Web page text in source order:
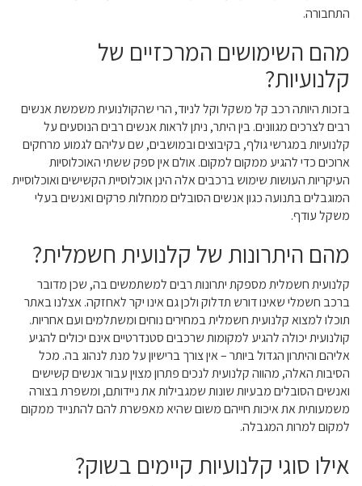
התחבורה.
מהם השימושים המרכזיים של
קלנועיות?
בזכות היותה רכב קל משקל וקל לניוד, הרי שהקולנועית משמשת אנשים
רבים לצרכים מגוונים. בין היתר, ניתן לראות אנשים רבים הנוסעים על
קלנועיות במגרשי גולף, בקיבוצים ובמושבים, שם עליהם לגמוע מרחקים
ארוכים כדי להגיע ממקום למקום. אולם אין ספק ששתי האוכלוסיות
העיקריות העושות שימוש ברכבים אלה הינן אוכלוסיית הקשישים ואוכלוסיית
המוגבלים בתנועה כגון אנשים הסובלים ממחלות פרקים ואנשים בעלי
משקל עודף.
מהם היתרונות של קלנועית חשמלית?
קלנועית חשמלית מספקת יתרונות רבים למשתמשים בה, שכן מדובר
ברכב חשמלי שאינו דורש תדלוק ולכן גם אינו יקר לאחזקה. אצלנו באתר
תוכלו למצוא קלנועית חשמלית במחירים נוחים ומשתלמים ועם אחריות.
קולנועית יכולה להגיע למקומות שרכבים סטנדרטיים אינם יכולים להגיע
אליהם והיתרון הגדול ביותר – אין צורך ברישיון על מנת לנהוג בה. מכל
הסיבות האלה, מהווה קלנועית לנכים פתרון מצוין עבור אנשים קשישים
ואנשים הסובלים מבעיות שונות שמגבילות את ניידותם, ומשפרת בצורה
משמעותית את איכות חייהם משום שהיא מאפשרת להם להתנייד ממקום
למקום למרות המגבלה.
אילו סוגי קלנועיות קיימים בשוק?